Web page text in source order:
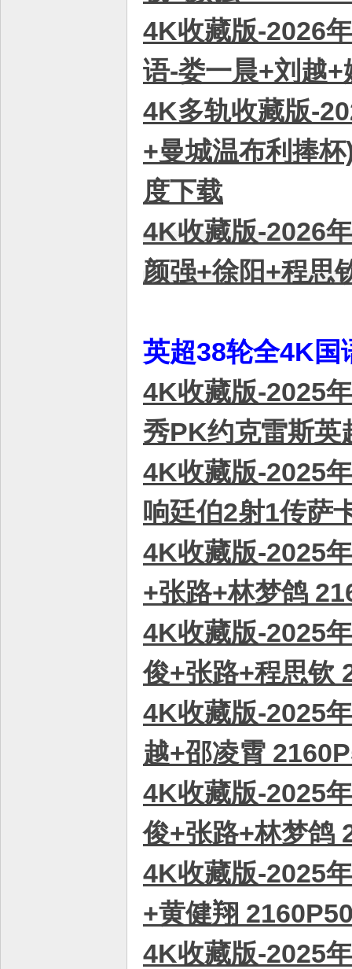
4K收藏版-2026
语-娄一晨+刘越
4K多轨收藏版-
+曼城温布利捧
度下载
4K收藏版-2026
颜强+徐阳+程思
英超38轮全4K国
4K收藏版-2025
秀PK约克雷斯英
4K收藏版-2025
响廷伯2射1传萨
4K收藏版-2025
+张路+林梦鸽
4K收藏版-2025
俊+张路+程思钦
4K收藏版-2025
越+邵凌霄
4K收藏版-2025
俊+张路+林梦鸽
4K收藏版-2025
+黄健翔
4K收藏版-2025